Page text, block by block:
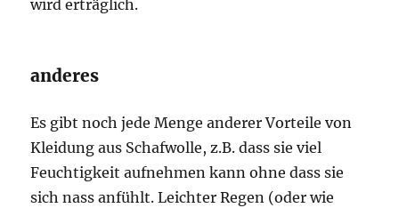
wird erträglich.
anderes
Es gibt noch jede Menge anderer Vorteile von
Kleidung aus Schafwolle, z.B. dass sie viel
Feuchtigkeit aufnehmen kann ohne dass sie
sich nass anfühlt. Leichter Regen (oder wie